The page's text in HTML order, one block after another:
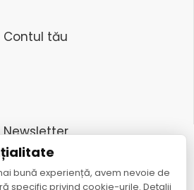
Contul tău
Newsletter
promoțiile abonându-te la newsletter-ul
bună experiență, avem nevoie de
specific privind cookie-urile. Detalii